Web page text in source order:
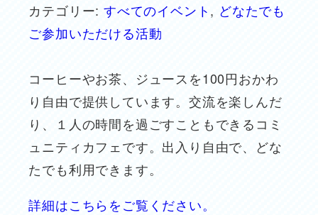
カテゴリー: すべてのイベント, どなたでも
ご参加いただける活動
コーヒーやお茶、ジュースを100円おかわ
り自由で提供しています。交流を楽しんだ
り、１人の時間を過ごすこともできるコミ
ュニティカフェです。出入り自由で、どな
たでも利用できます。
詳細はこちらをご覧ください。